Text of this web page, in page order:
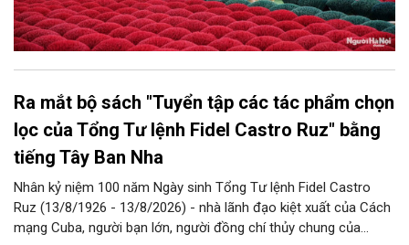
Ra mắt bộ sách "Tuyển tập các tác phẩm chọn
lọc của Tổng Tư lệnh Fidel Castro Ruz" bằng
tiếng Tây Ban Nha
Nhân kỷ niệm 100 năm Ngày sinh Tổng Tư lệnh Fidel Castro
Ruz (13/8/1926 - 13/8/2026) - nhà lãnh đạo kiệt xuất của Cách
mạng Cuba, người bạn lớn, người đồng chí thủy chung của